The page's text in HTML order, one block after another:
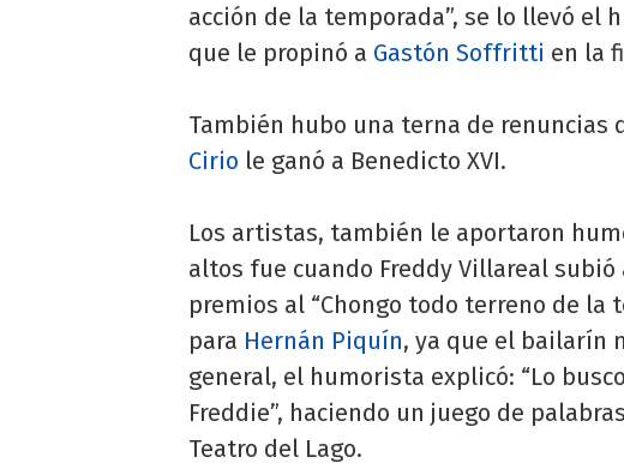
acción de la temporada”, se lo llevó el
que le propinó a Gastón Soffritti en la
También hubo una terna de renuncias
Cirio le ganó a Benedicto XVI.
Los artistas, también le aportaron
altos fue cuando Freddy Villareal
premios al “Chongo todo terreno de la
para Hernán Piquín, ya que el bailarín
general, el humorista explicó: “Lo
Freddie”, haciendo un juego de
Teatro del Lago.